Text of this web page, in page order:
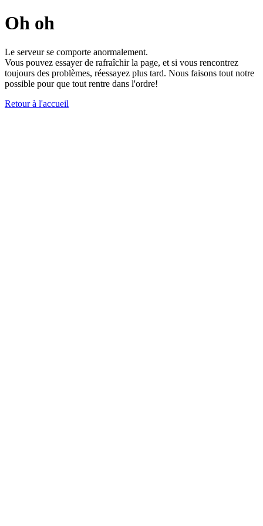
Oh oh
Le serveur se comporte anormalement.
Vous pouvez essayer de rafraîchir la page, et si vous rencontrez
toujours des problèmes, réessayez plus tard. Nous faisons tout notre
possible pour que tout rentre dans l'ordre!
Retour à l'accueil